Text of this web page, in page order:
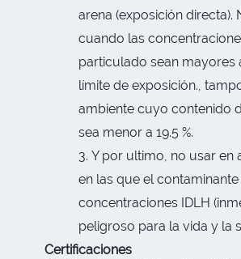
arena (exposición directa).
cuando las
particulado sean mayores
límite de exposición.,
ambiente cuyo contenido
sea menor a 19.5 %.
Y por ultimo, no usar en
en las que el contaminante
concentraciones IDLH
peligroso para la vida y la
Certificaciones